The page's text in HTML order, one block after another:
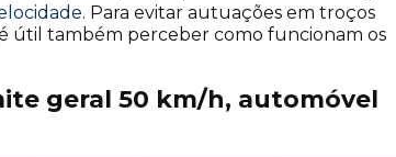
. Para evitar autuações em troços
útil também perceber como funcionam os
geral 50 km/h, automóvel